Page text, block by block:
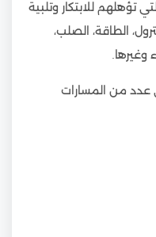
تؤهلهم للابتكار وتلبية
الطاقة، الصلب،
وغيرها.
عدد من المسارات